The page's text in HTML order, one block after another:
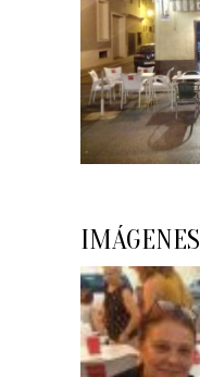
IMÁGENES